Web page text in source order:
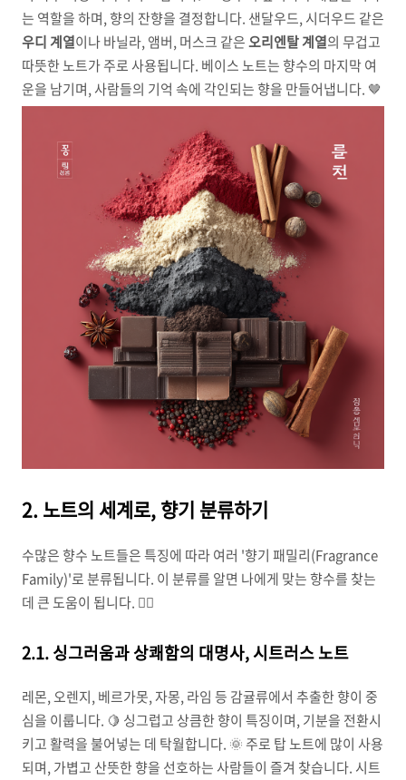
는 역할을 하며, 향의 잔향을 결정합니다. 샌달우드, 시더우드 같은
우디 계열이나 바닐라, 앰버, 머스크 같은오리엔탈 계열의 무겁고
따뜻한 노트가 주로 사용됩니다. 베이스 노트는 향수의 마지막 여
운을 남기며, 사람들의 기억 속에 각인되는 향을 만들어냅니다. 🤎
2. 노트의 세계로, 향기 분류하기
수많은 향수 노트들은 특징에 따라 여러 '향기 패밀리(Fragrance
Family)'로 분류됩니다. 이 분류를 알면 나에게 맞는 향수를 찾는
데 큰 도움이 됩니다. 🕵️‍♀️
2.1. 싱그러움과 상쾌함의 대명사, 시트러스 노트
레몬, 오렌지, 베르가못, 자몽, 라임 등 감귤류에서 추출한 향이 중
심을 이룹니다. 🍋 싱그럽고 상큼한 향이 특징이며, 기분을 전환시
키고 활력을 불어넣는 데 탁월합니다. 🌞 주로 탑 노트에 많이 사용
되며, 가볍고 산뜻한 향을 선호하는 사람들이 즐겨 찾습니다. 시트